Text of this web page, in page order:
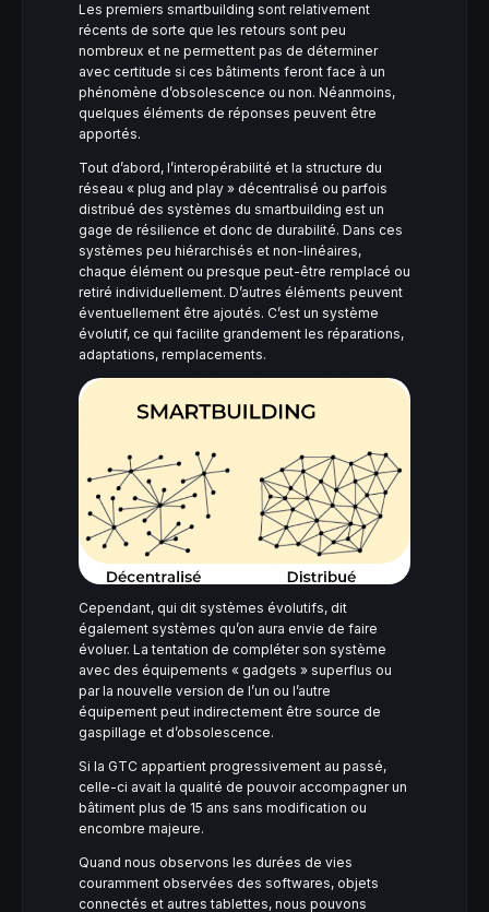
Les premiers smartbuilding sont relativement
récents de sorte que les retours sont peu
nombreux et ne permettent pas de déterminer
avec certitude si ces bâtiments feront face à un
phénomène d’obsolescence ou non. Néanmoins,
quelques éléments de réponses peuvent être
apportés.
Tout d’abord, l’interopérabilité et la structure du
réseau « plug and play » décentralisé ou parfois
distribué des systèmes du smartbuilding est un
gage de résilience et donc de durabilité. Dans ces
systèmes peu hiérarchisés et non-linéaires,
chaque élément ou presque peut-être remplacé ou
retiré individuellement. D’autres éléments peuvent
éventuellement être ajoutés. C’est un système
évolutif, ce qui facilite grandement les réparations,
adaptations, remplacements.
Cependant, qui dit systèmes évolutifs, dit
également systèmes qu’on aura envie de faire
évoluer. La tentation de compléter son système
avec des équipements « gadgets » superflus ou
par la nouvelle version de l’un ou l’autre
équipement peut indirectement être source de
gaspillage et d’obsolescence.
Si la GTC appartient progressivement au passé,
celle-ci avait la qualité de pouvoir accompagner un
bâtiment plus de 15 ans sans modification ou
encombre majeure.
Quand nous observons les durées de vies
couramment observées des softwares, objets
connectés et autres tablettes, nous pouvons